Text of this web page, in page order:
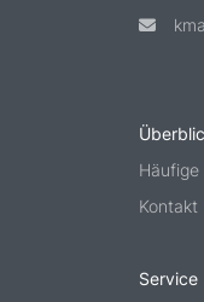
Häufige
Kontakt
Service